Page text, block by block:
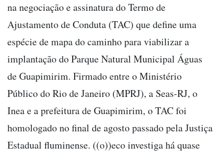
na negociação e assinatura do Termo de
Ajustamento de Conduta (TAC) que define uma
espécie de mapa do caminho para viabilizar a
implantação do Parque Natural Municipal Águas
de Guapimirim. Firmado entre o Ministério
Público do Rio de Janeiro (MPRJ), a Seas-RJ, o
Inea e a prefeitura de Guapimirim, o TAC foi
homologado no final de agosto passado pela Justiça
Estadual fluminense. ((o))eco investiga há quase